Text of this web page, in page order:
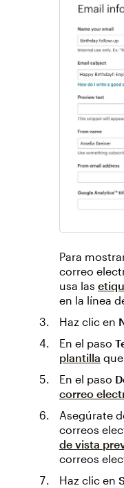
Para
correo
usa las
en la línea
Haz clic en
En el paso
plantilla
En el paso
correo
Asegúrate
correos
de vista
correos
Haz clic en